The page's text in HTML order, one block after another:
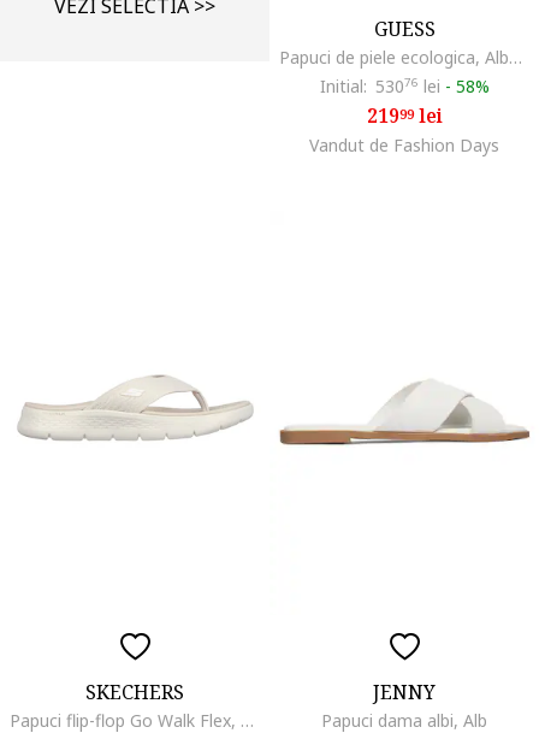
VEZI SELECTIA >>
GUESS
Papuci de piele ecologica, Albastru pastel
Initial: 53076 lei - 58%
21999lei
Vandut de Fashion Days
SKECHERS
Papuci flip-flop Go Walk Flex, Alb fildes
JENNY
Papuci dama albi, Alb